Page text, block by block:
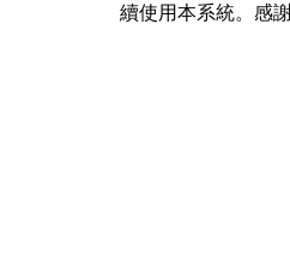
續使用本系統。感